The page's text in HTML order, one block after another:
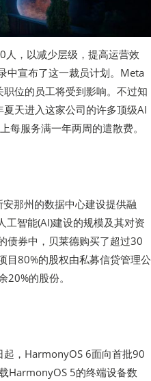
，以减少层级，提高运营效
中宣布了这一裁员计划。Meta
位的员工将受到影响。不过知
天进入这家公司的许多顶级AI
每服务满一年两周的遣散费。
那州的数据中心建设提供融
工智能(AI)建设的规模及其对资
债券中，贝莱德购买了超过30
目80%的股权由私募信贷管理公
的股份。
，HarmonyOS 6面向首批90
HarmonyOS 5的终端设备数